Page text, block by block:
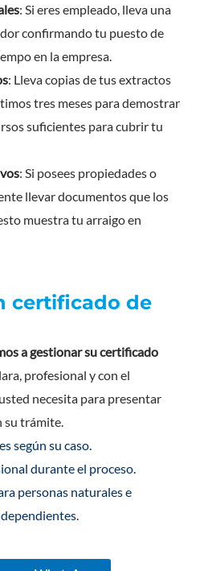
: Si eres empleado, lleva una
confirmando tu puesto de
en la empresa.
: Lleva copias de tus extractos
tres meses para demostrar
suficientes para cubrir tu
: Si posees propiedades o
llevar documentos que los
muestra tu arraigo en
certificado de
a gestionar su certificado
profesional y con el
necesita para presentar
su trámite.
según su caso.
durante el proceso.
personas naturales e